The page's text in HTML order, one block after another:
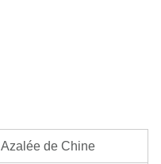
Azalée de Chine